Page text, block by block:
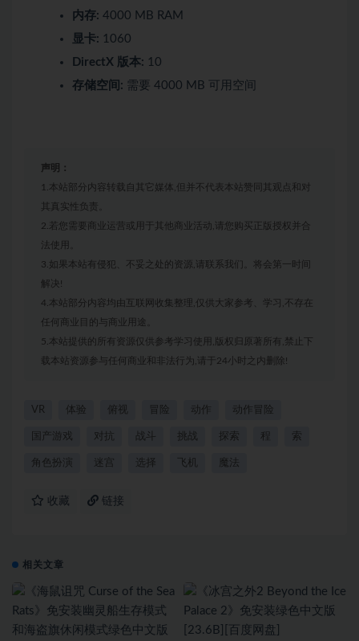
内存: 4000 MB RAM
显卡: 1060
DirectX 版本: 10
存储空间: 需要 4000 MB 可用空间
声明：
1.本站部分内容转载自其它媒体,但并不代表本站赞同其观点和对
其真实性负责。
2.若您需要商业运营或用于其他商业活动,请您购买正版授权并合
法使用。
3.如果本站有侵犯、不妥之处的资源,请联系我们。将会第一时间
解决!
4.本站部分内容均由互联网收集整理,仅供大家参考、学习,不存在
任何商业目的与商业用途。
5.本站提供的所有资源仅供参考学习使用,版权归原著所有,禁止下
载本站资源参与任何商业和非法行为,请于24小时之内删除!
VR 体验 俯视 冒险 动作 动作冒险
国产游戏 对抗 战斗 挑战 探索 程 索
角色扮演 迷宫 选择 飞机 魔法
收藏 链接
相关文章